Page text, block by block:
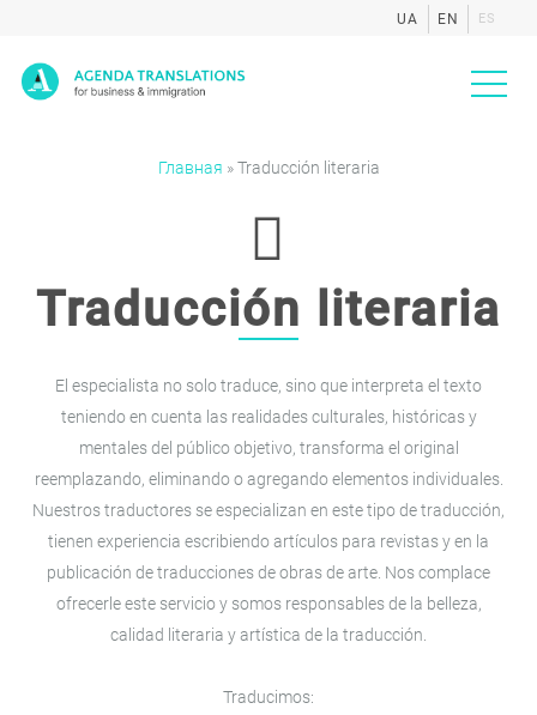
UA EN ES
Главная »Traducción literaria
Traducción literaria
El especialista no solo traduce, sino que interpreta el texto
teniendo en cuenta las realidades culturales, históricas y
mentales del público objetivo, transforma el original
reemplazando, eliminando o agregando elementos individuales.
Nuestros traductores se especializan en este tipo de traducción,
tienen experiencia escribiendo artículos para revistas y en la
publicación de traducciones de obras de arte. Nos complace
ofrecerle este servicio y somos responsables de la belleza,
calidad literaria y artística de la traducción.
Traducimos: